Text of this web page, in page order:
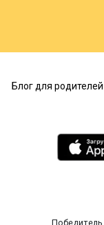
Блог для родителей